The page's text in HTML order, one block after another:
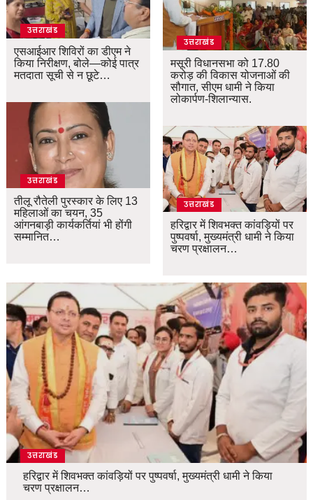
उत्तराखंड
एसआईआर शिविरों का डीएम ने
किया निरीक्षण, बोले—कोई पात्र
मतदाता सूची से न छूटे…
उत्तराखंड
तीलू रौतेली पुरस्कार के लिए 13
महिलाओं का चयन, 35
आंगनबाड़ी कार्यकर्तियां भी होंगी
सम्मानित…
उत्तराखंड
मसूरी विधानसभा को 17.80
करोड़ की विकास योजनाओं की
सौगात, सीएम धामी ने किया
लोकार्पण-शिलान्यास.
उत्तराखंड
हरिद्वार में शिवभक्त कांवड़ियों पर
पुष्पवर्षा, मुख्यमंत्री धामी ने किया
चरण प्रक्षालन…
उत्तराखंड
हरिद्वार में शिवभक्त कांवड़ियों पर पुष्पवर्षा, मुख्यमंत्री धामी ने किया
चरण प्रक्षालन…